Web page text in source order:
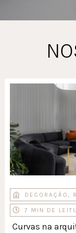
DECORAÇÃO ,
7 MIN DE
Curvas na